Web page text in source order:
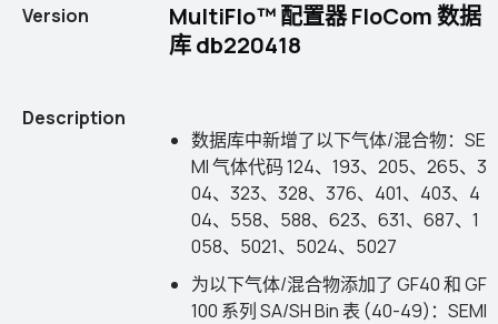
Version
MultiFlo™ 配置器 FloCom 数据
库 db220418
Description
数据库中新增了以下气体/混合物：SE
MI 气体代码 124、193、205、265、3
04、323、328、376、401、403、4
04、558、588、623、631、687、1
058、5021、5024、5027
为以下气体/混合物添加了 GF40 和 GF
100 系列 SA/SH Bin 表 (40-49)：SEMI